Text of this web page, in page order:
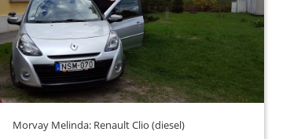
Morvay Melinda: Renault Clio (diesel)